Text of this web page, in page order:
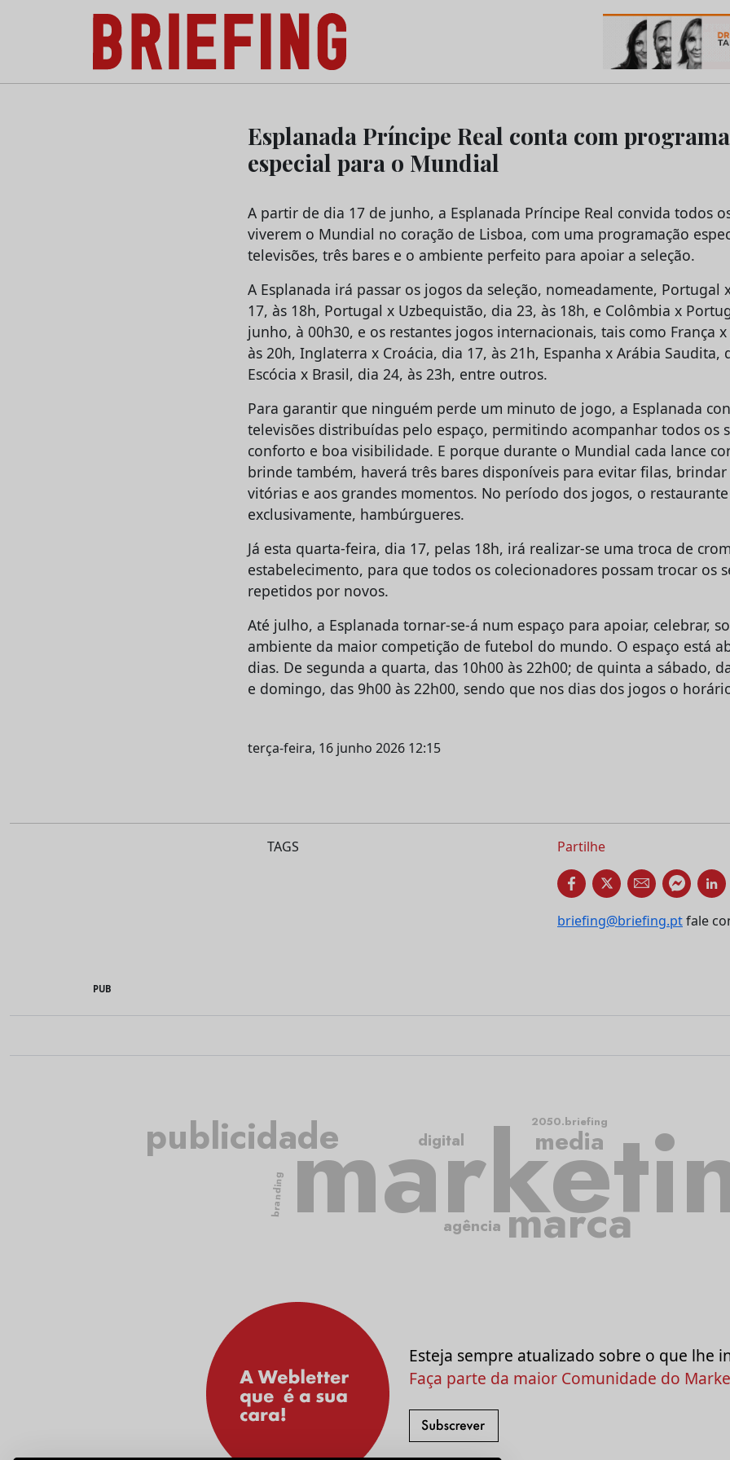
Briefing: Todas as notícias sobre os negócios do Marketing e da Publicidade
Esplanada Príncipe Real conta com
especial para o Mundial
A partir de dia 17 de junho, a Esplanada Príncipe Real convida todos
viverem o Mundial no coração de Lisboa, com uma programação
televisões, três bares e o ambiente perfeito para apoiar a seleção.
A Esplanada irá passar os jogos da seleção, nomeadamente, Portugal
17, às 18h, Portugal x Uzbequistão, dia 23, às 18h, e Colômbia x
junho, à 00h30, e os restantes jogos internacionais, tais como França
às 20h, Inglaterra x Croácia, dia 17, às 21h, Espanha x Arábia Saudita,
Escócia x Brasil, dia 24, às 23h, entre outros.
Para garantir que ninguém perde um minuto de jogo, a Esplanada
televisões distribuídas pelo espaço, permitindo acompanhar todos os
conforto e boa visibilidade. E porque durante o Mundial cada lance
brinde também, haverá três bares disponíveis para evitar filas, brindar
vitórias e aos grandes momentos. No período dos jogos, o
exclusivamente, hambúrgueres.
Já esta quarta-feira, dia 17, pelas 18h, irá realizar-se uma troca de
estabelecimento, para que todos os colecionadores possam trocar os
repetidos por novos.
Até julho, a Esplanada tornar-se-á num espaço para apoiar, celebrar,
ambiente da maior competição de futebol do mundo. O espaço está
dias. De segunda a quarta, das 10h00 às 22h00; de quinta a sábado,
e domingo, das 9h00 às 22h00, sendo que nos dias dos jogos o
terça-feira, 16 junho 2026 12:15
TAGS Partilhe
briefing@briefing.ptfale
PUB
publicidade
marca
media
agência
digital
2050.briefing
branding
Esteja sempre atualizado sobre o que lhe
Faça parte da maior Comunidade do